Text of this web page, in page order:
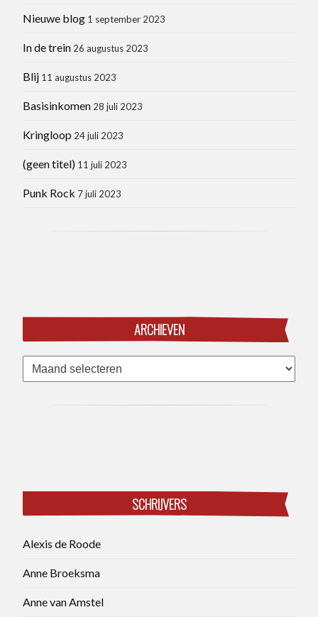
Nieuwe blog 1 september 2023
In de trein 26 augustus 2023
Blij 11 augustus 2023
Basisinkomen 28 juli 2023
Kringloop 24 juli 2023
(geen titel) 11 juli 2023
Punk Rock 7 juli 2023
ARCHIEVEN
Archieven
SCHRIJVERS
Alexis de Roode
Anne Broeksma
Anne van Amstel